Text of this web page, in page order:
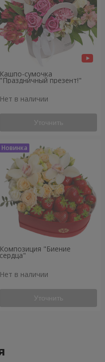
Кашпо-сумочка
"Праздничный презент!"
Нет в наличии
Уточнить
Композиция "Биение
сердца"
Нет в наличии
Уточнить